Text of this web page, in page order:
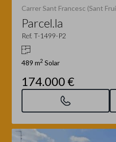
Carrer Sant Francesc (Sant
Parcel.la
Ref. T-1499-P2
489 m2 Solar
174.000 €